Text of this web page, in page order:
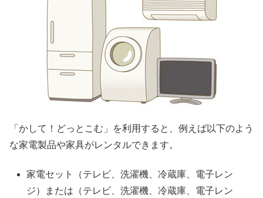
「かして！どっとこむ」を利用すると、例えば以下のよう
な家電製品や家具がレンタルできます。
家電セット（テレビ、洗濯機、冷蔵庫、電子レン
ジ）または（テレビ、洗濯機、冷蔵庫、電子レン